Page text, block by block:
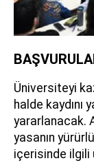
Üniversiteyi
halde kaydını
yararlanacak.
yasanın
içerisinde ilgili